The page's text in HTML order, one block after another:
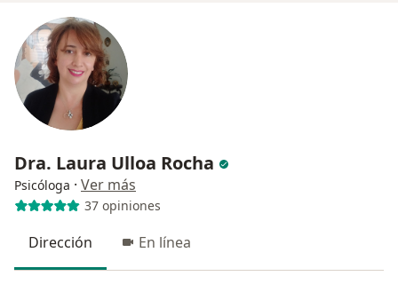
Dra. Laura Ulloa Rocha
Psicóloga · Ver más
37 opiniones
Dirección En línea